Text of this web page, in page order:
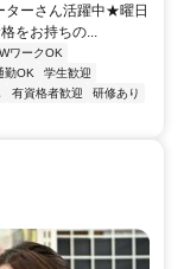
ターさん活躍中★曜日
をお持ちの...
ワークOK
勤OK
学生歓迎
有資格者歓迎
研修あり